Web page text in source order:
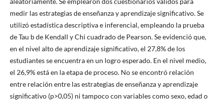
medir las estrategias de enseñanza y aprendizaje significativo. Se
utilizó estadística descriptiva e inferencial, empleando la prueba
de Tau b de Kendall y Chi cuadrado de Pearson. Se evidenció que,
en el nivel alto de aprendizaje significativo, el 27,8% de los
estudiantes se encuentra en un logro esperado. En el nivel medio,
el 26,9% está en la etapa de proceso. No se encontró relación
entre relación entre las estrategias de enseñanza y aprendizaje
significativo (p>0,05) ni tampoco con variables como sexo, edad o